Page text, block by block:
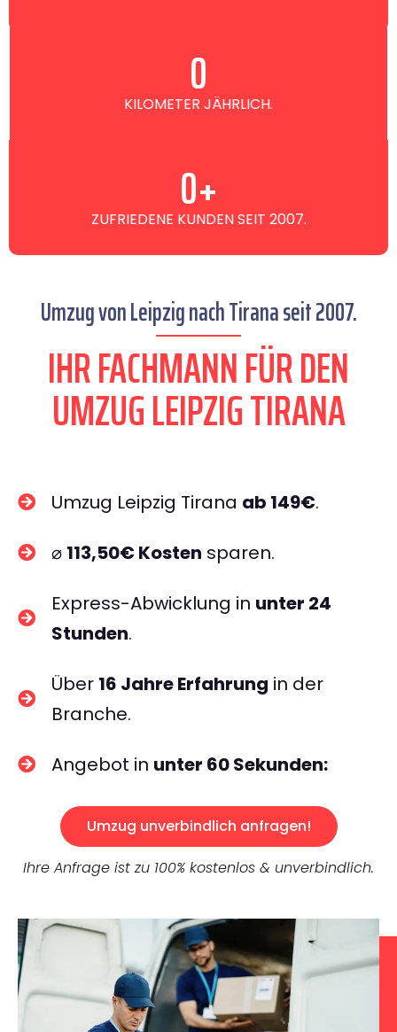
KILOMETER JÄHRLICH.
0
ZUFRIEDENE KUNDEN SEIT 2007.
0+
Umzug von Leipzig nach Tirana seit 2007.
IHR FACHMANN FÜR DEN
UMZUG LEIPZIG TIRANA
Umzug Leipzig Tirana ab 149€.
⌀ 113,50€ Kosten sparen.
Express-Abwicklung in unter 24
Stunden.
Über 16 Jahre Erfahrung in der
Branche.
Angebot in unter 60 Sekunden:
Umzug unverbindlich anfragen!
Ihre Anfrage ist zu 100% kostenlos & unverbindlich.